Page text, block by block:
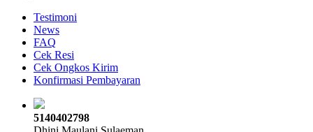
Testimoni
News
FAQ
Cek Resi
Cek Ongkos Kirim
Konfirmasi Pembayaran
5140402798